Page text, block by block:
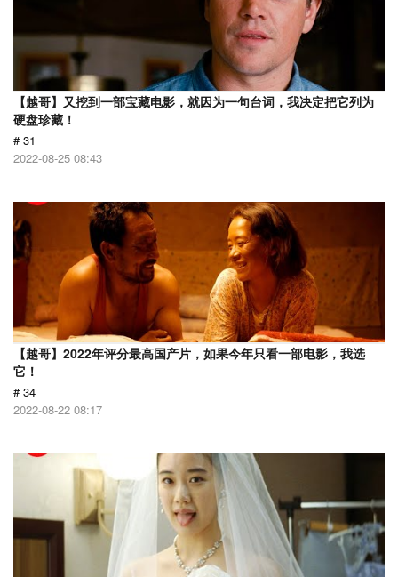
【越哥】又挖到一部宝藏电影，就因为一句台词，我决定把它列为
硬盘珍藏！
# 31
2022-08-25 08:43
【越哥】2022年评分最高国产片，如果今年只看一部电影，我选
它！
# 34
2022-08-22 08:17